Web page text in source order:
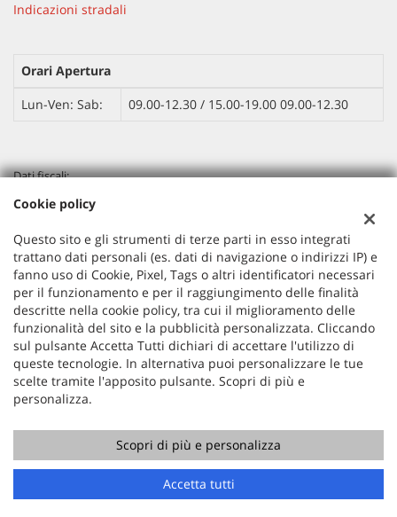
Indicazioni stradali
Orari Apertura
Lun-Ven: Sab:
09.00-12.30 / 15.00-19.00 09.00-12.30
Dati fiscali:
KUMA MOTORS SRLS
Via A. Lincoln, 53 Cinisello Balsamo (MI)
P.IVA:10870940961
Registro delle imprese:MB
N°10870940961
REA: MI-2563745
Copyright © 2026 GestionaleAuto.com S.r.l., Tutti i diritti
riservati -Leggi l'informativa sulla privacy-Cookie Policy
GestionaleAuto.com
Cookie policy
Questo sito e gli strumenti di terze parti in esso integrati
trattano dati personali (es. dati di navigazione o indirizzi IP) e
fanno uso di Cookie, Pixel, Tags o altri identificatori necessari
per il funzionamento e per il raggiungimento delle finalità
descritte nella cookie policy, tra cui il miglioramento delle
funzionalità del sito e la pubblicità personalizzata. Cliccando
sul pulsante Accetta Tutti dichiari di accettare l'utilizzo di
queste tecnologie. In alternativa puoi personalizzare le tue
scelte tramite l'apposito pulsante. Scopri di più e
personalizza.
Scopri di più e personalizza
Accetta tutti